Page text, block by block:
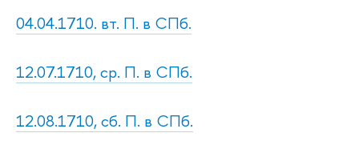
04.04.1710. вт. П. в СПб.
12.07.1710, ср. П. в СПб.
12.08.1710, сб. П. в СПб.